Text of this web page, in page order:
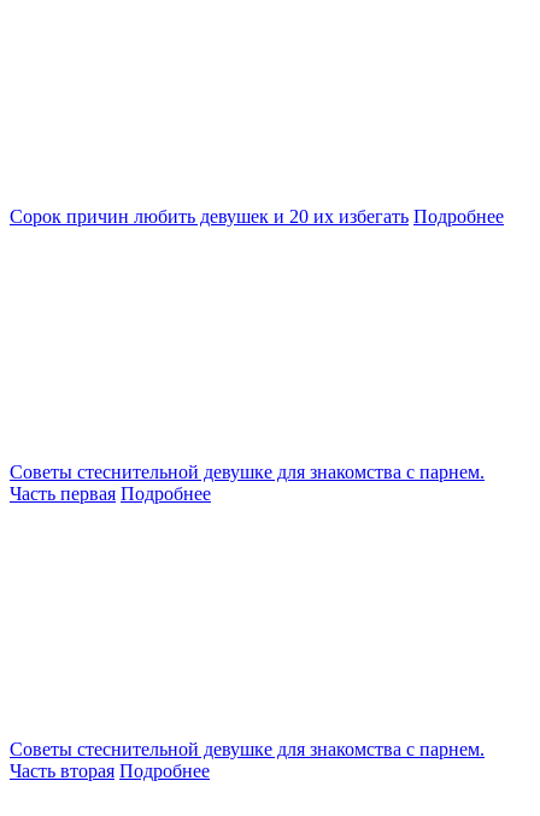
Сорок причин любить девушек и 20 их избегать Подробнее
Советы стеснительной девушке для знакомства с парнем.
Часть первая Подробнее
Советы стеснительной девушке для знакомства с парнем.
Часть вторая Подробнее